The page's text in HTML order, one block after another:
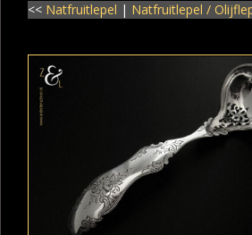
<< Natfruitlepel | Natfruitlepel /